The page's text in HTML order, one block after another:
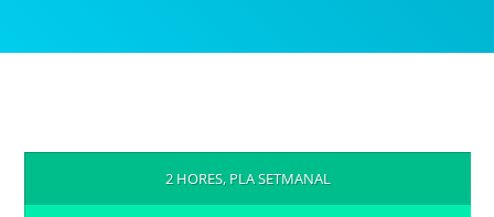
2 HORES, PLA SETMANAL